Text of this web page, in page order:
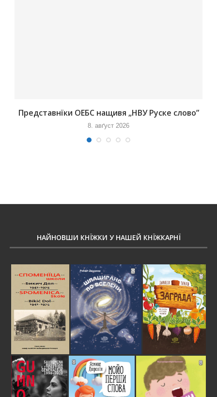
Представнїки ОЕБС нащивя „НВУ Руске слово”
8. авґуст 2026
НАЙНОВШИ КНЇЖКИ У НАШЕЙ КНЇЖКАРНЇ